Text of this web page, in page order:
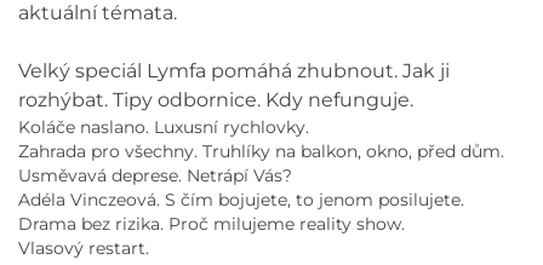
aktuální témata.
Velký speciál Lymfa pomáhá zhubnout. Jak ji
rozhýbat. Tipy odbornice. Kdy nefunguje.
Koláče naslano. Luxusní rychlovky.
Zahrada pro všechny. Truhlíky na balkon, okno, před dům.
Usměvavá deprese. Netrápí Vás?
Adéla Vinczeová. S čím bojujete, to jenom posilujete.
Drama bez rizika. Proč milujeme reality show.
Vlasový restart.